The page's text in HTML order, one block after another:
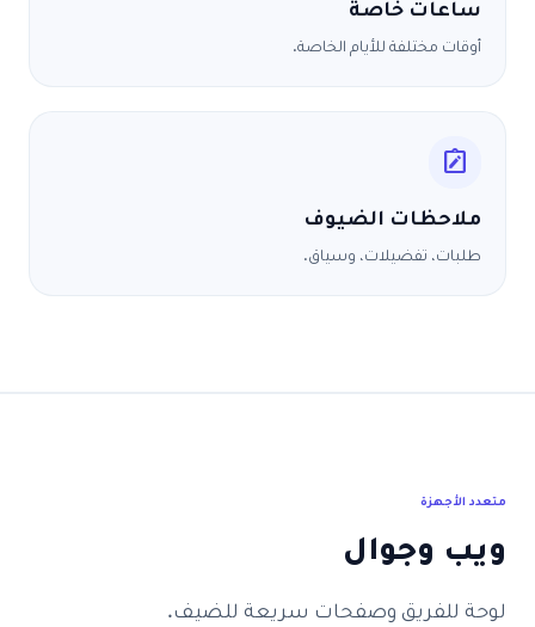
ساعات خاصة
أوقات مختلفة للأيام الخاصة.
note_alt
ملاحظات الضيوف
طلبات، تفضيلات، وسياق.
متعدد الأجهزة
ويب وجوال
لوحة للفريق وصفحات سريعة للضيف.